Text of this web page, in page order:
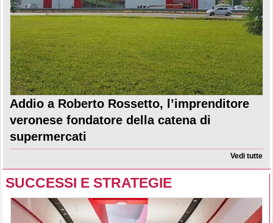
Addio a Roberto Rossetto, l’imprenditore
veronese fondatore della catena di
supermercati
Vedi tutte
SUCCESSI E STRATEGIE